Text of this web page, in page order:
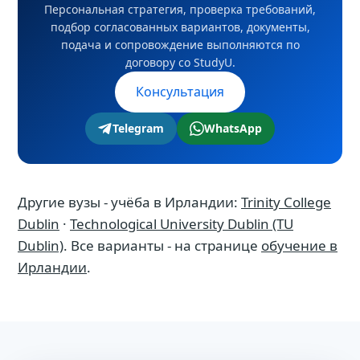
Персональная стратегия, проверка требований,
подбор согласованных вариантов, документы,
подача и сопровождение выполняются по
договору со StudyU.
Консультация
Telegram WhatsApp
Другие вузы - учёба в Ирландии: Trinity College
Dublin · Technological University Dublin (TU
Dublin). Все варианты - на странице обучение в
Ирландии.